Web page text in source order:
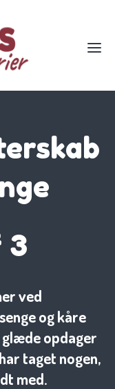
3
ved
og kåre
glæde opdager
taget nogen,
med.